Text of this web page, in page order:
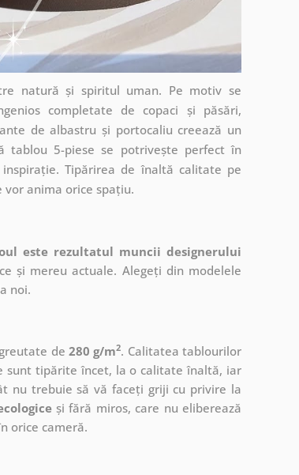
natură și spiritul uman. Pe motiv se
completate de copaci și păsări,
de albastru și portocaliu creează un
tablou 5-piese se potrivește perfect în
Tipărirea de înaltă calitate pe
anima orice spațiu.
este rezultatul muncii designerului
și mereu actuale. Alegeți din modelele
noi.
de 280 g/m2. Calitatea tablourilor
sunt tipărite încet, la o calitate înaltă, iar
nu trebuie să vă faceți griji cu privire la
și fără miros, care nu eliberează
orice cameră.